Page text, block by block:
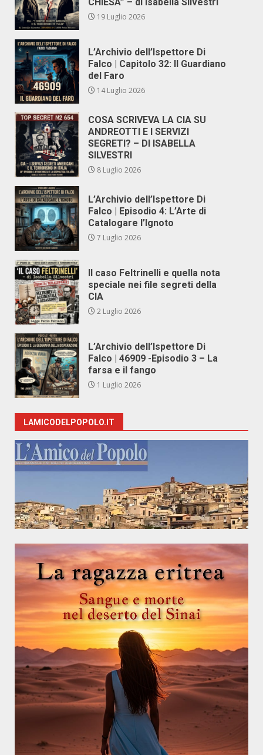
19 Luglio 2026
L’Archivio dell’Ispettore Di
Falco | Capitolo 32: Il Guardiano
del Faro
14 Luglio 2026
COSA SCRIVEVA LA CIA SU
ANDREOTTI E I SERVIZI
SEGRETI? – DI ISABELLA
SILVESTRI
8 Luglio 2026
L’Archivio dell’Ispettore Di
Falco | Episodio 4: L’Arte di
Catalogare l’Ignoto
7 Luglio 2026
Il caso Feltrinelli e quella nota
speciale nei file segreti della
CIA
2 Luglio 2026
L’Archivio dell’Ispettore Di
Falco | 46909 -Episodio 3 – La
farsa e il fango
1 Luglio 2026
LAMICODELPOPOLO.IT